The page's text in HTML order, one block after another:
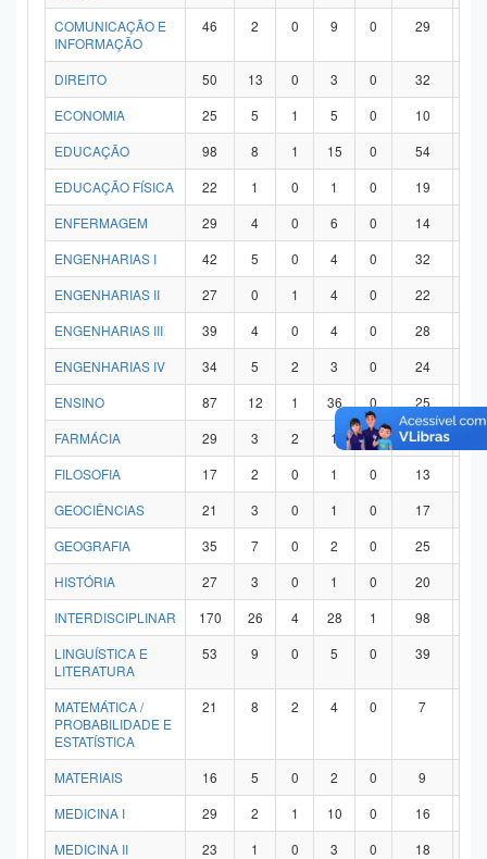
COMUNICAÇÃO E
INFORMAÇÃO
46 2 0 9 0 29
DIREITO 50 13 0 3 0 32
ECONOMIA
25 5 1 5 0 10
EDUCAÇÃO
98 8 1 15 0 54
EDUCAÇÃO FÍSICA
22 1 0 1 0 19
ENFERMAGEM
29 4 0 6 0 14
ENGENHARIAS I
42 5 0 4 0 32
ENGENHARIAS II
27 0 1 4 0 22
ENGENHARIAS III
39 4 0 4 0 28
ENGENHARIAS IV
34 5 2 3 0 24
ENSINO
87 12 1 36 0 25
FARMÁCIA
29 3 2 1 0 21
FILOSOFIA
17 2 0 1 0 13
GEOCIÊNCIAS
21 3 0 1 0 17
GEOGRAFIA
35 7 0 2 0 25
HISTÓRIA
27 3 0 1 0 20
INTERDISCIPLINAR
170 26 4 28 1 98
LINGUÍSTICA E
LITERATURA
53 9 0 5 0 39
MATEMÁTICA /
PROBABILIDADE E
ESTATÍSTICA
21 8 2 4 0 7
MATERIAIS 16 5 0 2 0 9
MEDICINA I
29 2 1 10 0 16
MEDICINA II
23 1 0 3 0 18